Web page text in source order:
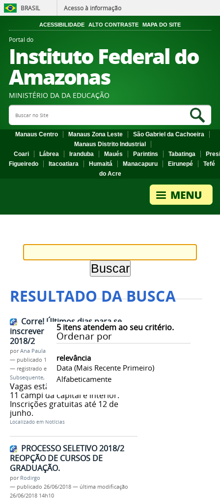
BRASIL Acesso à informação
ACESSIBILIDADE ALTO CONTRASTE MAPA DO SITE
Portal do
Instituto Federal do
Amazonas
MINISTÉRIO DA DA EDUCAÇÃO
Search Site
Manaus Centro Manaus Zona Leste
São Gabriel da Cachoeira
Manaus Distrito Industrial
Coari
Lábrea Iranduba Maués Parintins Tabatinga
Figueiredo
Itacoatiara Humaitá Manacapuru Eirunepé
Tefé
do Acre
RESULTADO DA BUSCA
5itens atendem ao seu critério.
Ordenar por
relevância
Data (mais Recente Primeiro)
Alfabeticamente
Corre! Últimos dias para se
inscrever no Processo Seletivo
2018/2
porAna Paula Batista
— publicado 11/06/2018
— registrado em:
Processo seletivo 2018/2,
Subsequente, inscrições
Vagas estão sendo ofertadas em
11 campi da capital e interior.
Inscrições gratuitas até 12 de
junho.
Localizado em Notícias
PROCESSO SELETIVO 2018/2
REOPÇÃO DE CURSOS DE
GRADUAÇÃO.
por Rodirgo
— publicado 26/06/2018 — última modificação
26/06/2018 14h10